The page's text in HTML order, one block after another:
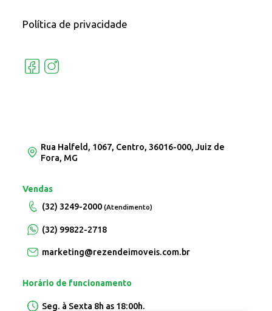
Política de privacidade
Rua Halfeld, 1067, Centro, 36016-000, Juiz de
Fora, MG
Vendas
(32) 3249-2000(Atendimento)
(32) 99822-2718
marketing@rezendeimoveis.com.br
Horário de funcionamento
Seg. à Sexta 8h as 18:00h.